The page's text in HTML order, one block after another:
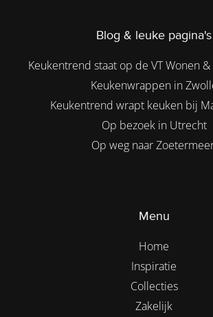
Blog & leuke pagina's
Keukentrend staat op de VT Wonen
Keukenwrappen in
Keukentrend wrapt keuken bij
Op bezoek in Utrecht
Op weg naar
Menu
Home
Inspiratie
Collecties
Zakelijk